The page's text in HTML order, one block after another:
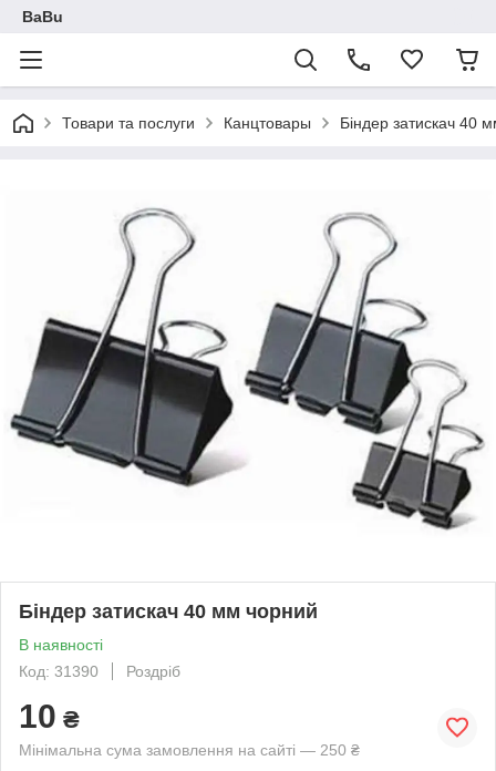
BaBu
Товари та послуги Канцтовары Біндер затискач 40
Біндер затискач 40 мм чорний
В наявності
Код: 31390
Роздріб
10 ₴
Мінімальна сума замовлення на сайті — 250 ₴